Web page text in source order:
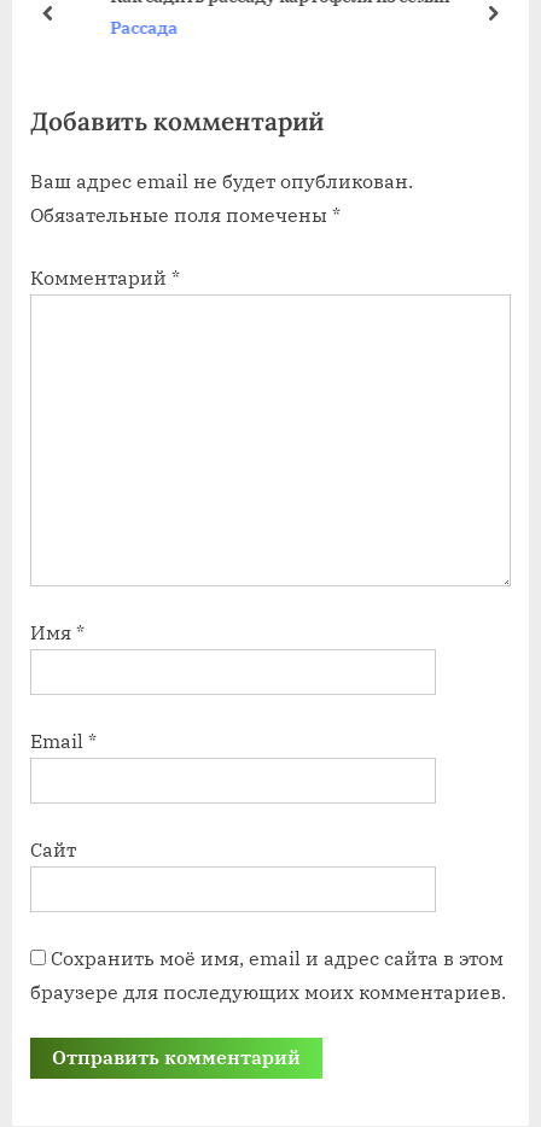
щ
з
п
и
ь
з
п
и
ь
Рассада
пред
Добавить комментарий
Ваш адрес email не будет опубликован.
Обязательные поля помечены *
Комментарий *
Имя *
Email *
Сайт
Сохранить моё имя, email и адрес сайта в этом
браузере для последующих моих комментариев.